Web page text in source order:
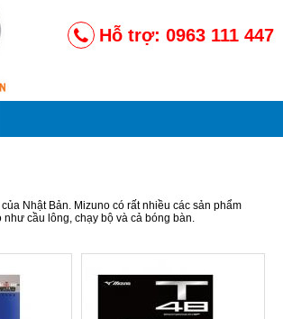
Hỗ trợ: 0963 111 447
Nhật Bản. Mizuno có rất nhiều các sản phẩm
như cầu lông, chạy bộ và cả bóng bàn.